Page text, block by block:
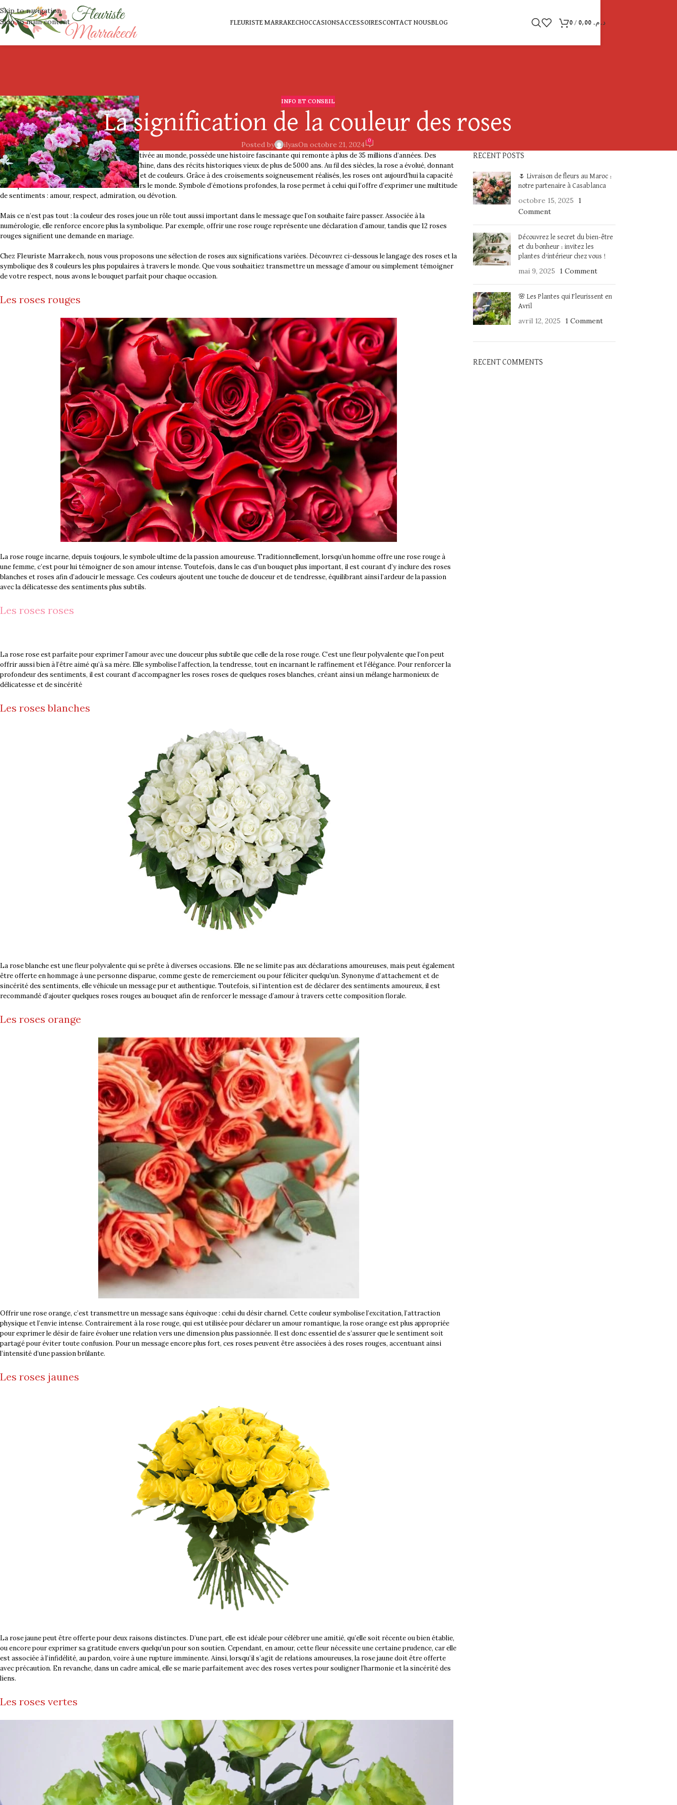
Skip to navigation
Skip to main content
FLEURISTE MARRAKECHOCCASIONSACCESSOIRESCONTACT NOUSBLOG 0 / د.م.
INFO ET CONSEIL
La signification de la couleur des roses
Posted by ilyasOn octobre 21, 2024 0
La rose, considérée comme la fleur la plus cultivée au monde, possède une histoire fascinante qui remonte à plus de 35 millions d’années. Des
traces de sa culture ont été découvertes en Chine, dans des récits historiques vieux de plus de 5000 ans. Au fil des siècles, la rose a évolué, donnant
naissance à une grande diversité de variétés et de couleurs. Grâce à des croisements soigneusement réalisés, les roses ont aujourd’hui la capacité
de s’épanouir dans différents climats à travers le monde. Symbole d’émotions profondes, la rose permet à celui qui l’offre d’exprimer une multitude
de sentiments : amour, respect, admiration, ou dévotion.
Mais ce n’est pas tout : la couleur des roses joue un rôle tout aussi important dans le message que l’on souhaite faire passer. Associée à la
numérologie, elle renforce encore plus la symbolique. Par exemple, offrir une rose rouge représente une déclaration d’amour, tandis que 12 roses
rouges signifient une demande en mariage.
Chez Fleuriste Marrakech, nous vous proposons une sélection de roses aux significations variées. Découvrez ci-dessous le langage des roses et la
symbolique des 8 couleurs les plus populaires à travers le monde. Que vous souhaitiez transmettre un message d’amour ou simplement témoigner
de votre respect, nous avons le bouquet parfait pour chaque occasion.
Les roses rouges
La rose rouge incarne, depuis toujours, le symbole ultime de la passion amoureuse. Traditionnellement, lorsqu’un homme offre une rose rouge à
une femme, c’est pour lui témoigner de son amour intense. Toutefois, dans le cas d’un bouquet plus important, il est courant d’y inclure des roses
blanches et roses afin d’adoucir le message. Ces couleurs ajoutent une touche de douceur et de tendresse, équilibrant ainsi l’ardeur de la passion
avec la délicatesse des sentiments plus subtils.
Les roses roses
La rose rose est parfaite pour exprimer l’amour avec une douceur plus subtile que celle de la rose rouge. C’est une fleur polyvalente que l’on peut
offrir aussi bien à l’être aimé qu’à sa mère. Elle symbolise l’affection, la tendresse, tout en incarnant le raffinement et l’élégance. Pour renforcer la
profondeur des sentiments, il est courant d’accompagner les roses roses de quelques roses blanches, créant ainsi un mélange harmonieux de
délicatesse et de sincérité
Les roses blanches
La rose blanche est une fleur polyvalente qui se prête à diverses occasions. Elle ne se limite pas aux déclarations amoureuses, mais peut également
être offerte en hommage à une personne disparue, comme geste de remerciement ou pour féliciter quelqu’un. Synonyme d’attachement et de
sincérité des sentiments, elle véhicule un message pur et authentique. Toutefois, si l’intention est de déclarer des sentiments amoureux, il est
recommandé d’ajouter quelques roses rouges au bouquet afin de renforcer le message d’amour à travers cette composition florale.
Les roses orange
Offrir une rose orange, c’est transmettre un message sans équivoque : celui du désir charnel. Cette couleur symbolise l’excitation, l’attraction
physique et l’envie intense. Contrairement à la rose rouge, qui est utilisée pour déclarer un amour romantique, la rose orange est plus appropriée
pour exprimer le désir de faire évoluer une relation vers une dimension plus passionnée. Il est donc essentiel de s’assurer que le sentiment soit
partagé pour éviter toute confusion. Pour un message encore plus fort, ces roses peuvent être associées à des roses rouges, accentuant ainsi
l’intensité d’une passion brûlante.
Les roses jaunes
La rose jaune peut être offerte pour deux raisons distinctes. D’une part, elle est idéale pour célébrer une amitié, qu’elle soit récente ou bien établie,
ou encore pour exprimer sa gratitude envers quelqu’un pour son soutien. Cependant, en amour, cette fleur nécessite une certaine prudence, car elle
est associée à l’infidélité, au pardon, voire à une rupture imminente. Ainsi, lorsqu’il s’agit de relations amoureuses, la rose jaune doit être offerte
avec précaution. En revanche, dans un cadre amical, elle se marie parfaitement avec des roses vertes pour souligner l’harmonie et la sincérité des
liens.
Les roses vertes
RECENT POSTS
🌷 Livraison de fleurs au Maroc :
notre partenaire à Casablanca
octobre 15, 2025
1
Comment
Découvrez le secret du bien-être
et du bonheur : invitez les
plantes d’intérieur chez vous !
mai 9, 2025 1 Comment
🌸 Les Plantes qui Fleurissent en
Avril
avril 12, 2025 1 Comment
RECENT COMMENTS